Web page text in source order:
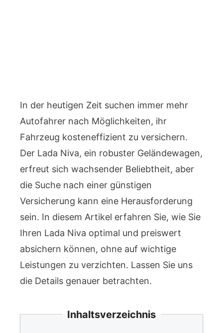
In der heutigen Zeit suchen immer mehr
Autofahrer nach Möglichkeiten, ihr
Fahrzeug kosteneffizient zu versichern.
Der Lada Niva, ein robuster Geländewagen,
erfreut sich wachsender Beliebtheit, aber
die Suche nach einer günstigen
Versicherung kann eine Herausforderung
sein. In diesem Artikel erfahren Sie, wie Sie
Ihren Lada Niva optimal und preiswert
absichern können, ohne auf wichtige
Leistungen zu verzichten. Lassen Sie uns
die Details genauer betrachten.
Inhaltsverzeichnis